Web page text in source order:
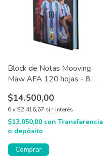
Block de Notas Mooving
Maw AFA 120 hojas - 8
$14.500,00
6x $2.416,67 sin interés
$13.050,00 con Transferencia
o depósito